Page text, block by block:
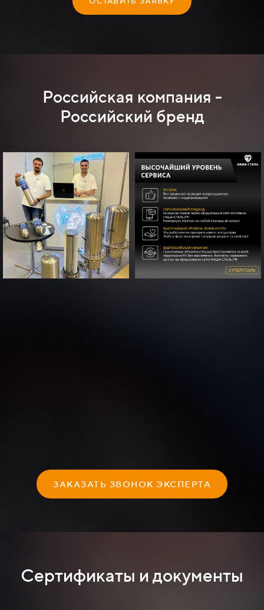
Российская компания -
Российский бренд
ЗАКАЗАТЬ ЗВОНОК ЭКСПЕРТА
Сертификаты и документы